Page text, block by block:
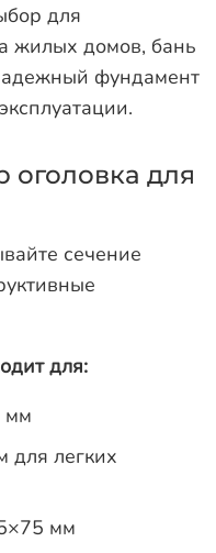
для
жилых домов, бань
фундамент
оголовка для
сечение
для:
мм
легких
мм